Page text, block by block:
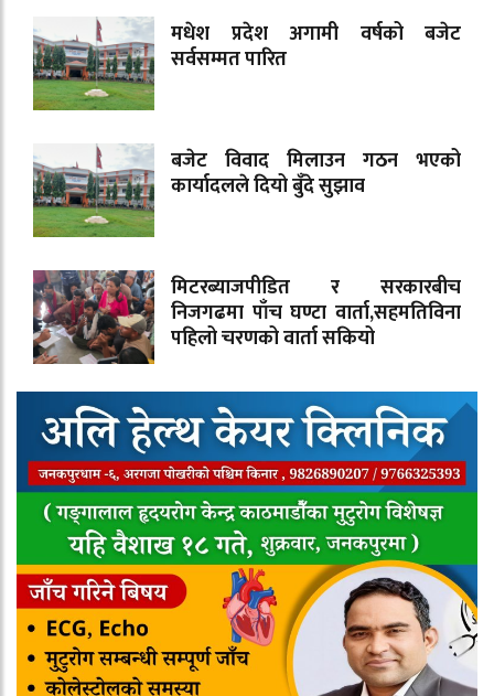
मधेश प्रदेश अगामी वर्षको बजेट
सर्वसम्मत पारित
बजेट विवाद मिलाउन गठन भएको
कार्यादलले दियो बुँदे सुझाव
मिटरब्याजपीडित र सरकारबीच
निजगढमा पाँच घण्टा वार्ता,सहमतिविना
पहिलो चरणको वार्ता सकियो